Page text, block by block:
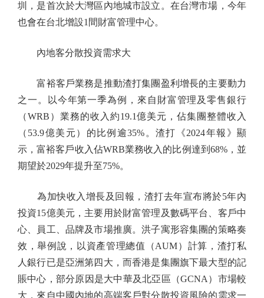
圳，是首次於大灣區內地城市設立。在台灣市場，今年
也會在台北增設1間財富管理中心。
內地客分散投資需求大
富裕客戶業務是推動渣打集團盈利增長的主要動力
之一。以今年第一季為例，來自財富管理及零售銀行
（WRB）業務的收入約19.1億美元，佔集團整體收入
（53.9億美元）的比例逾35%。渣打《2024年報》顯
示，富裕客戶收入佔WRB業務收入的比例達到68%，並
期望於2029年提升至75%。
為加快收入增長及回報，渣打去年宣布將於5年內
投資15億美元，主要用於財富管理及數碼平台、客戶中
心、員工、品牌及市場推廣。洪子寓形容集團的策略奏
效，舉例說，以資產管理總值（AUM）計算，渣打私
人銀行已是亞洲第四大，而香港是集團旗下最大型的記
賬中心，部分原因是大中華及北亞區（GCNA）市場較
大，來自中國內地的高端客戶對分散投資風險的需求一